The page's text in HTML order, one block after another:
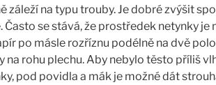
záleží na typu trouby. Je dobré zvýšit
se stává, že prostředek netynky je
po másle rozříznu podélně na dvě
rohu plechu. Aby nebylo těsto příliš
pod povidla a mák je možné dát